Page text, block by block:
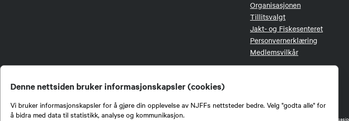
Denne nettsiden bruker informasjonskapsler (cookies)
Vi bruker informasjonskapsler for å gjøre din opplevelse av NJFFs nettsteder bedre. Velg "godta alle" for
å bidra med data til statistikk, analyse og kommunikasjon.
Organisasjonen
Tillitsvalgt
Jakt- og Fiskesenteret
Personvernerklæring
Medlemsvilkår
Norges Jeger- og Fiskerforbund (NJFF) er landets eneste landsdekkende